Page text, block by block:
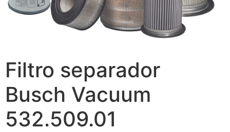
Filtro separador
Busch Vacuum
532.509.01